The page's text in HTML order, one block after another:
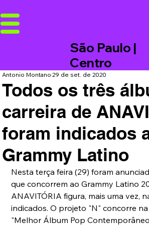
São Paulo |
Centro
Todos os três
carreira de
foram indicados
Grammy Latino
Antonio Montano29 de set. de 2020
Nesta terça feira (29) foram
que concorrem ao Grammy Latino
ANAVITÓRIA figura, mais uma vez,
indicados. O projeto "N" concorre
"Melhor Álbum Pop